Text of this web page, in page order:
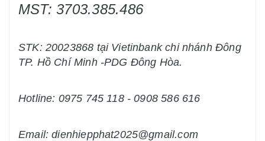
MST: 3703.385.486
STK: 20023868 tại Vietinbank chi nhánh Đông
TP. Hồ Chí Minh -PDG Đông Hòa.
Hotline: 0975 745 118 - 0908 586 616
Email: dienhiepphat2025@gmail.com